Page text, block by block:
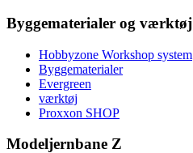
Byggematerialer og værktøj
Hobbyzone Workshop system
Byggematerialer
Evergreen
værktøj
Proxxon SHOP
Modeljernbane Z